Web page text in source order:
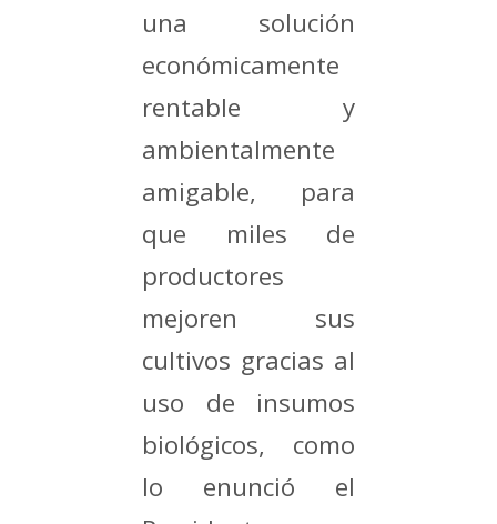
una solución
económicamente
rentable y
ambientalmente
amigable, para
que miles de
productores
mejoren sus
cultivos gracias al
uso de insumos
biológicos, como
lo enunció el